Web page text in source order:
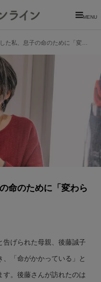
MENU
私、息子の命のために「変わらねば」
命のために「変わら
げられた母親、後藤誠子
「命がかかっている」と
す。後藤さんが訪れたのは